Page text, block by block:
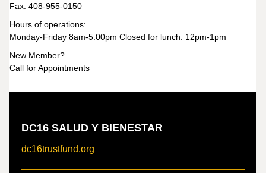
Fax: 408-955-0150
Hours of operations:
Monday-Friday 8am-5:00pm Closed for lunch: 12pm-1pm
New Member?
Call for Appointments
DC16 SALUD Y BIENESTAR
dc16trustfund.org